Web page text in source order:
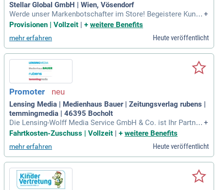
Stellar Global GmbH | Wien, Vösendorf
Werde unser Markenbotschafter im Store! Begeistere Kunde
n mit Live-Demonstrationen und Verkostungen an unseren S
ista-Kaffee auch zu Hause zu genießen – dank deines einzig
artigen Talents!
+
Provisionen | Vollzeit | + weitere Benefits
mehr erfahren Heute veröffentlicht
Promoter
Lensing Media | Medienhaus Bauer | Zeitungsverlag rubens |
temmingmedia | 46395 Bocholt
Die Lensing-Wolff Media Service GmbH & Co. ist Ihr Partner
für erstklassigen Lokaljournalismus und Medieninnovation.
er, rubens und temmingmedia - informieren und verbinden M
enschen in der Region. Mit unserer leidenschaftlichen Beric
hterstattung fördern wir gesellschaftlich relevante Debatten.
Durch gezielte Werbung verhelfen wir unseren Kunden zu ihr
em Erfolg und stärken gleichzeitig den wirtschaftlichen Fort
+
Fahrtkosten-Zuschuss | Vollzeit
+ weitere Benefits
mehr erfahren Heute veröffentlicht